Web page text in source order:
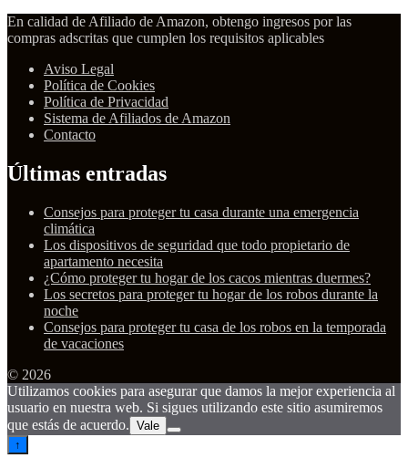
En calidad de Afiliado de Amazon, obtengo ingresos por las
compras adscritas que cumplen los requisitos aplicables
Aviso Legal
Política de Cookies
Política de Privacidad
Sistema de Afiliados de Amazon
Contacto
Últimas entradas
Consejos para proteger tu casa durante una emergencia
climática
Los dispositivos de seguridad que todo propietario de
apartamento necesita
¿Cómo proteger tu hogar de los cacos mientras duermes?
Los secretos para proteger tu hogar de los robos durante la
noche
Consejos para proteger tu casa de los robos en la temporada
de vacaciones
© 2026
Utilizamos cookies para asegurar que damos la mejor experiencia al
usuario en nuestra web. Si sigues utilizando este sitio asumiremos
que estás de acuerdo. Vale
↑